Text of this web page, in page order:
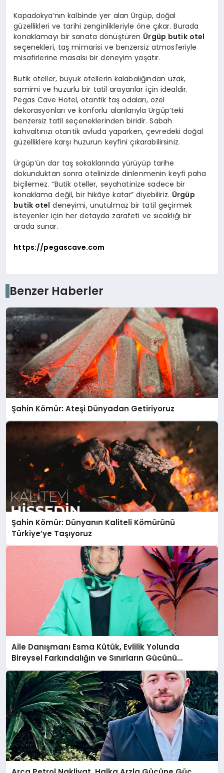
Kapadokya’nın kalbinde yer alan Ürgüp, doğal
güzellikleri ve tarihi zenginlikleriyle öne çıkar. Burada
konaklamayı bir sanata dönüştüren Ürgüp butik otel
seçenekleri, taş mimarisi ve benzersiz atmosferiyle
misafirlerine masalsı bir deneyim yaşatır.
Butik oteller, büyük otellerin kalabalığından uzak,
samimi ve huzurlu bir tatil arayanlar için idealdir.
Pegas Cave Hotel, otantik taş odaları, özel
dekorasyonları ve konforlu alanlarıyla Ürgüp’teki
benzersiz tatil seçeneklerinden biridir. Sabah
kahvaltınızı otantik avluda yaparken, çevredeki doğal
güzelliklere karşı huzurun keyfini çıkarabilirsiniz.
Ürgüp’ün dar taş sokaklarında yürüyüp tarihe
dokunduktan sonra otelinizde dinlenmenin keyfi paha
biçilemez. “Butik oteller, seyahatinize sadece bir
konaklama değil, bir hikâye katar” diyebiliriz. Ürgüp
butik otel deneyimi, unutulmaz bir tatil geçirmek
isteyenler için her detayda zarafeti ve sıcaklığı bir
arada sunar.
https://pegascave.com
Benzer Haberler
Şahin Kömür: Ateşi Dünyadan Getiriyoruz
Şahin Kömür: Dünyanın Kaliteli Kömürünü
Türkiye’ye Taşıyoruz
Aile Danışmanı Esma Kütük, Evlilik Yolunda
Bireysel Farkındalığın ve Sınırların Gücünü
Anlatıyor